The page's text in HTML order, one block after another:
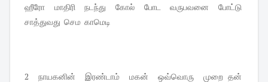
ஹீரோ மாதிரி நடந்து கோல் போட வருபவனை போட்டு
சாத்துவது செம காமெடி
2 நாயகனின் இரண்டாம் மகன் ஒவ்வொரு முறை தன்